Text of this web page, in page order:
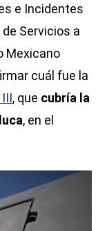
e Incidentes
Servicios a
Mexicano
cuál fue la
, que cubría la
, en el